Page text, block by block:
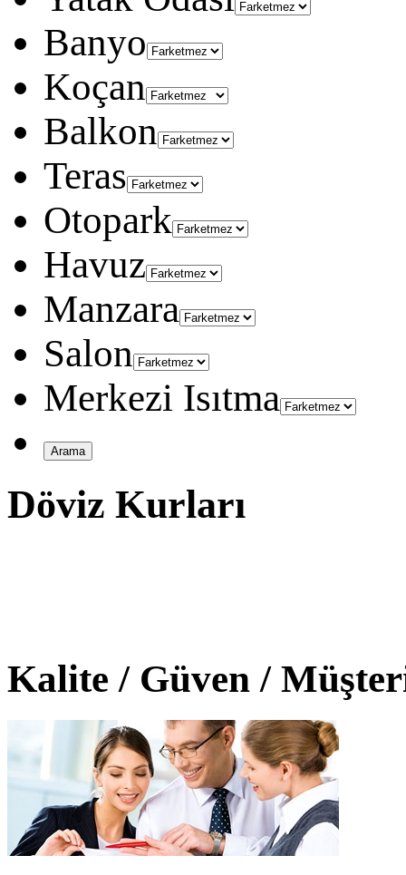
Banyo
Koçan
Balkon
Teras
Otopark
Havuz
Manzara
Salon
Merkezi Isıtma
Döviz Kurları
Kalite / Güven /